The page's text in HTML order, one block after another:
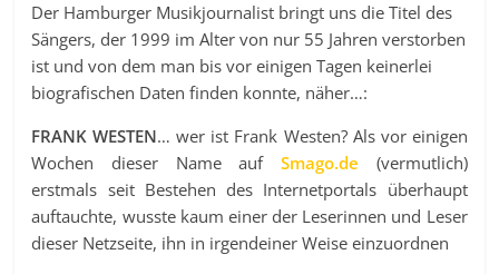
Der Hamburger Musikjournalist bringt uns die Titel des
Sängers, der 1999 im Alter von nur 55 Jahren verstorben
ist und von dem man bis vor einigen Tagen keinerlei
biografischen Daten finden konnte, näher…:
FRANK WESTEN… wer ist Frank Westen? Als vor einigen
Wochen dieser Name auf Smago.de (vermutlich)
erstmals seit Bestehen des Internetportals überhaupt
auftauchte, wusste kaum einer der Leserinnen und Leser
dieser Netzseite, ihn in irgendeiner Weise einzuordnen